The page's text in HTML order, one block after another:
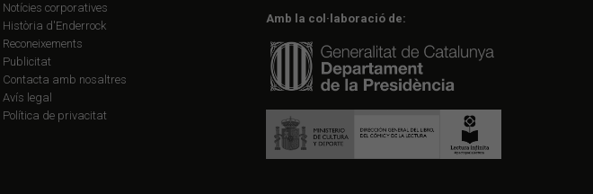
Notícies corporatives
Història d'Enderrock
Reconeixements
Publicitat
Contacta amb nosaltres
Avís legal
Política de privacitat
Amb la col·laboració de: